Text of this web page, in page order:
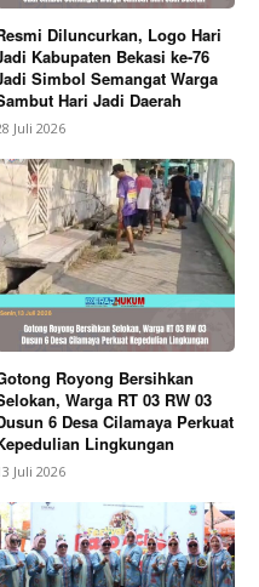
PRO
NOW
Diluncurkan, Logo Hari
Kabupaten Bekasi ke-76
Simbol Semangat Warga
Hari Jadi Daerah
Juli 2026
Royong Bersihkan
Warga RT 03 RW 03
6 Desa Cilamaya Perkuat
Lingkungan
Juli 2026